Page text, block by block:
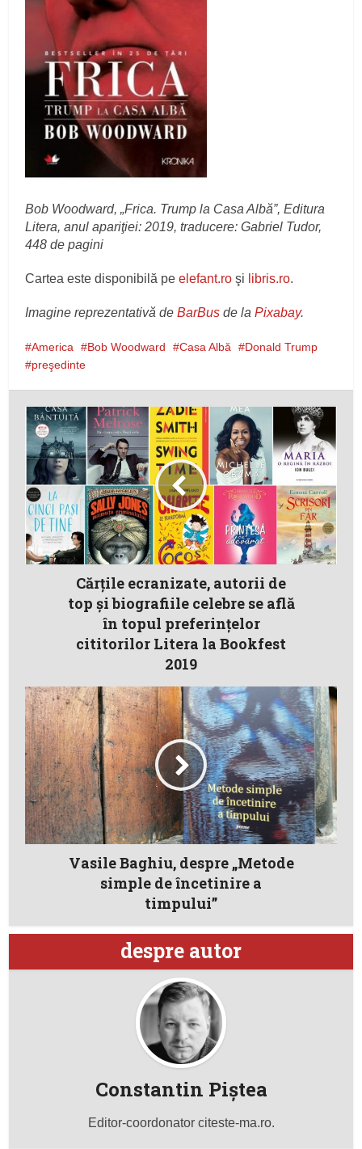
Bob Woodward, „Frica. Trump la Casa Albă”, Editura
Litera, anul apariţiei: 2019, traducere: Gabriel Tudor,
448 de pagini
Cartea este disponibilă peelefant.ro şi libris.ro.
Imagine reprezentativă deBarBus de laPixabay.
America Bob Woodward Casa Albă
Donald Trump
preşedinte
Cărțile ecranizate, autorii de
top și biografiile celebre se află
în topul preferințelor
cititorilor Litera la Bookfest
2019
Vasile Baghiu, despre „Metode
simple de încetinire a
timpului”
despre autor
Constantin Piştea
Editor-coordonator citeste-ma.ro.